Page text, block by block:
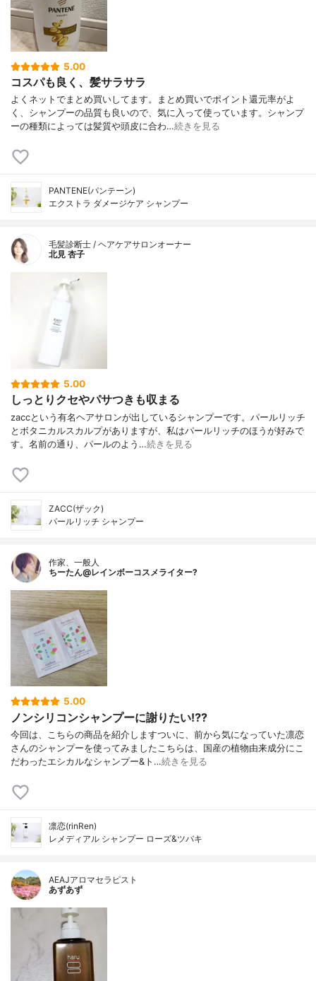
5.00
コスパも良く、髪サラサラ
よくネットでまとめ買いしてます。まとめ買いでポイント還元率がよ
く、シャンプーの品質も良いので、気に入って使っています。シャンプ
ーの種類によっては髪質や頭皮に合わ…続きを見る
PANTENE(パンテーン)
エクストラ ダメージケア シャンプー
毛髪診断士 / ヘアケアサロンオーナー
北見 杏子
5.00
しっとりクセやパサつきも収まる
zaccという有名ヘアサロンが出しているシャンプーです。パールリッチ
とボタニカルスカルプがありますが、私はパールリッチのほうが好みで
す。名前の通り、パールのよう…続きを見る
ZACC(ザック)
パールリッチ シャンプー
作家、一般人
ちーたん@レインボーコスメライター?
5.00
ノンシリコンシャンプーに謝りたい⁉️?
今回は、こちらの商品を紹介しますついに、前から気になっていた凛恋
さんのシャンプーを使ってみましたこちらは、国産の植物由来成分にこ
だわったエシカルなシャンプー&ト…続きを見る
凛恋(rinRen)
レメディアル シャンプー ローズ&ツバキ
AEAJアロマセラピスト
あずあず